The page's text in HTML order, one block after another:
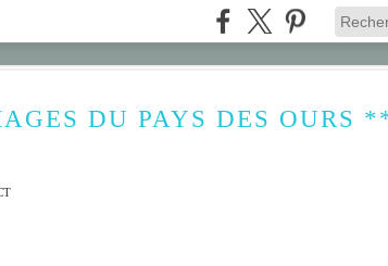
DU PAYS DES OURS